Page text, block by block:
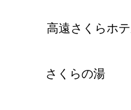
高遠さくらホ
さくらの湯